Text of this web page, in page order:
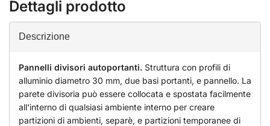
Dettagli prodotto
Descrizione
Pannelli divisori autoportanti. Struttura con profili di
alluminio diametro 30 mm, due basi portanti, e pannello. La
parete divisoria può essere collocata e spostata facilmente
all'interno di qualsiasi ambiente interno per creare
partizioni di ambienti, separè, e partizioni temporanee di